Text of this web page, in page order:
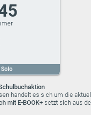
Solo
handelt es sich um die
mit E-BOOK+setzt sich aus